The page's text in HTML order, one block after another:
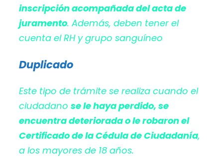
inscripción acompañada del acta de
juramento. Además, deben tener el
cuenta el RH y grupo sanguíneo
Duplicado
Este tipo de trámite se realiza cuando el
ciudadano se le haya perdido, se
encuentra deteriorada o le robaron el
Certificado de la Cédula de Ciudadanía,
a los mayores de 18 años.